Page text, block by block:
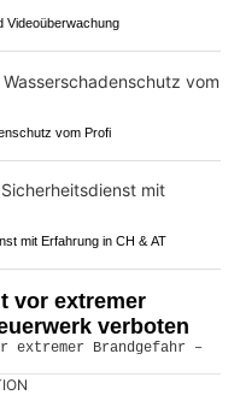
Videoüberwachung
vom Profi
mit Erfahrung in CH & AT
vor extremer
verboten